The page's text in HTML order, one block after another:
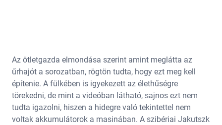
Az ötletgazda elmondása szerint amint meglátta az
űrhajót a sorozatban, rögtön tudta, hogy ezt meg kell
építenie. A fülkében is igyekezett az élethűségre
törekedni, de mint a videóban látható, sajnos ezt nem
tudta igazolni, hiszen a hidegre való tekintettel nem
voltak akkumulátorok a masinában. A szibériai Jakutszk